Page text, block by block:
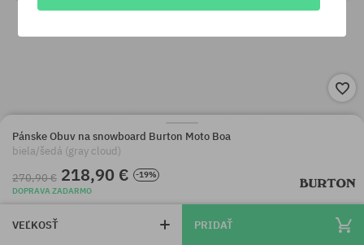
Pánske Obuv na snowboard Burton Moto Boa
biela/šedá (gray cloud)
270,90 € 218,90 €
-19%
DOPRAVA ZADARMO
VEĽKOSŤ PRIDAŤ